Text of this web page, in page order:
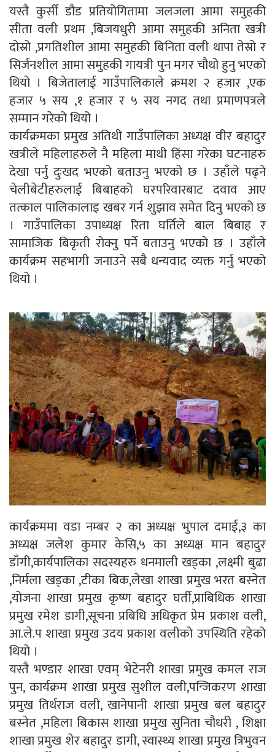
यस्तै कुर्सी डौड प्रतियोगितामा जलजला आमा समुहकी
सीता वली प्रथम ,बिजयधुरी आमा समुहकी अनिता खत्री
दोस्रो ,प्रगतिशील आमा समुहकी बिनिता वली थापा तेस्रो र
सिर्जनशील आमा समुहकी गायत्री पुन मगर चौथो हुनु भएको
थियो । बिजेतालाई गाउँपालिकाले क्रमश २ हजार ,एक
हजार ५ सय ,१ हजार र ५ सय नगद तथा प्रमाणपत्रले
सम्मान गरेको थियो ।
कार्यक्रमका प्रमुख अतिथी गाउँपालिका अध्यक्ष वीर बहादुर
खत्रीले महिलाहरुले नै महिला माथी हिंसा गरेका घटनाहरु
देखा पर्नु दुःखद भएको बताउनु भएको छ । उहाँले पढ्ने
चेलीबेटीहरुलाई बिबाहको घरपरिवारबाट दवाव आए
तत्काल पालिकालाइ खबर गर्न शुझाव समेत दिनु भएको छ
। गाउँपालिका उपाध्यक्ष रिता घर्तिले बाल बिबाह र
सामाजिक बिकृती रोक्नु पर्ने बताउनु भएको छ । उहाँले
कार्यक्रम सहभागी जनाउने सबै धन्यवाद व्यक्त गर्नु भएको
थियो ।
कार्यक्रममा वडा नम्बर २ का अध्यक्ष भुपाल दमाई,३ का
अध्यक्ष जलेश कुमार केसि,५ का अध्यक्ष मान बहादुर
डाँगी,कार्यपालिका सदस्यहरु धनमाली खड्का ,लक्ष्मी बुढा
,निर्मला खड्का ,टीका बिक,लेखा शाखा प्रमुख भरत बस्नेत
,योजना शाखा प्रमुख कृष्ण बहादुर घर्ती,प्राबिधिक शाखा
प्रमुख रमेश डागी,सूचना प्रबिधि अधिकृत प्रेम प्रकाश वली,
आ.ले.प शाखा प्रमुख उदय प्रकाश वलीको उपस्थिति रहेको
थियो ।
यस्तै भण्डार शाखा एवम् भेटेनरी शाखा प्रमुख कमल राज
पुन, कार्यक्रम शाखा प्रमुख सुशील वली,पन्जिकरण शाखा
प्रमुख तिर्थराज वली, खानेपानी शाखा प्रमुख बल बहादुर
बस्नेत ,महिला बिकास शाखा प्रमुख सुनिता चौधरी , शिक्षा
शाखा प्रमुख शेर बहादुर डागी, स्वास्थ्य शाखा प्रमुख त्रिभुवन